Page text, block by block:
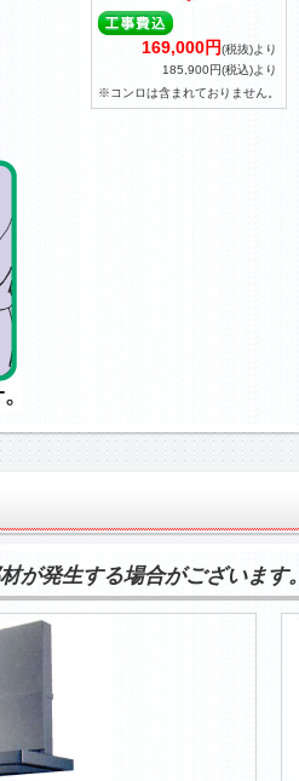
169,000円(税抜)より
185,900円(税込)より
※コンロは含まれておりません。
発生する場合がございます。